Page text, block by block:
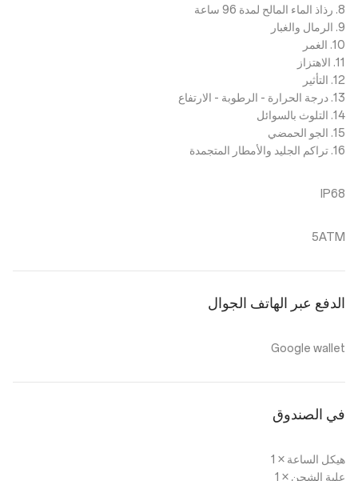
8. رذاذ الماء المالح لمدة 96 ساعة
9. الرمال والغبار
10. الغمر
11. الاهتزاز
12. التأثير
13. درجة الحرارة - الرطوبة - الارتفاع
14. التلوث بالسوائل
15. الجو الحمضي
16. تراكم الجليد والأمطار المتجمدة
IP68
5ATM
الدفع عبر الهاتف الجوال
Google wallet
في الصندوق
هيكل الساعة × 1
علبة الشحن × 1